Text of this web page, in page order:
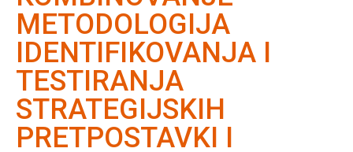
METODOLOGIJA
IDENTIFIKOVANJA I
TESTIRANJA
STRATEGIJSKIH
PRETPOSTAVKI I